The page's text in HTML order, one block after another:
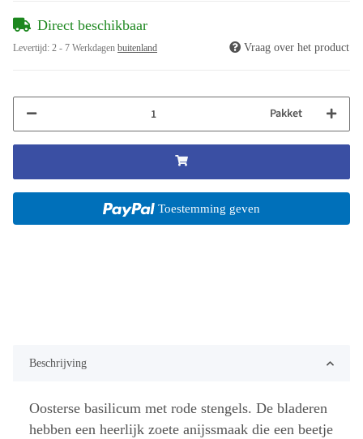
Direct beschikbaar
Levertijd: 2 - 7 Werkdagen buitenland Vraag over het product
Pakket
Toestemming geven
Beschrijving
Oosterse basilicum met rode stengels. De bladeren
hebben een heerlijk zoete anijssmaak die een beetje